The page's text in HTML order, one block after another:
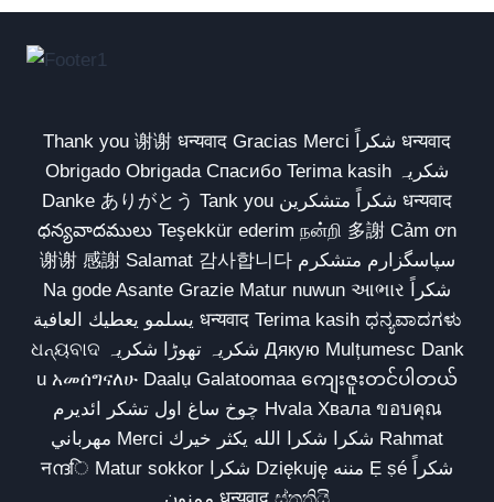
Thank you 谢谢 धन्यवाद Gracias Merci شكراً धन्यवाद
Obrigado Obrigada Спасибо Terima kasih شکریہ
Danke ありがとう Tank you شكراً متشكرين धन्यवाद
ధన్యవాదములు Teşekkür ederim நன்றி 多謝 Cảm ơn
谢谢 感謝 Salamat 감사합니다 سپاسگزارم متشکرم
Na gode Asante Grazie Matur nuwun આભાર شكراً
يسلمو يعطيك العافية धन्यवाद Terima kasih ಧನ್ಯವಾದಗಳು
ଧନ୍ୟବାଦ شکریہ تھوڑا شکریہ Дякую Mulțumesc Dank
u አመሰግናለሁ Daalụ Galatoomaa ကျေးဇူးတင်ပါတယ်
چوخ ساغ اول تشکر ائدیرم Hvala Хвала ขอบคุณ
مهرباني Merci شكرا شكرا الله يكثر خيرك Rahmat
नന്ദि Matur sokkor شكرا Dziękuję مننه Ẹ ṣé شكراً